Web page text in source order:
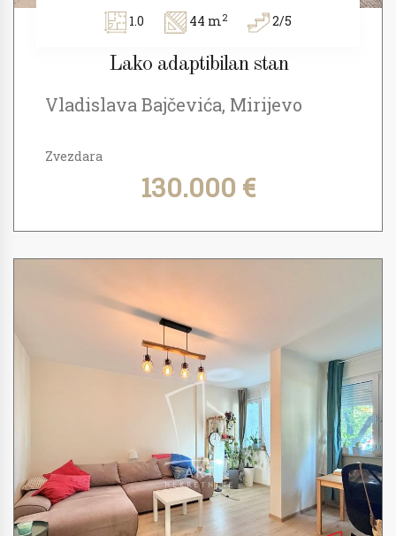
1.0 44 m2 2/5
Lako adaptibilan stan
Vladislava Bajčevića, Mirijevo
Zvezdara
130.000 €